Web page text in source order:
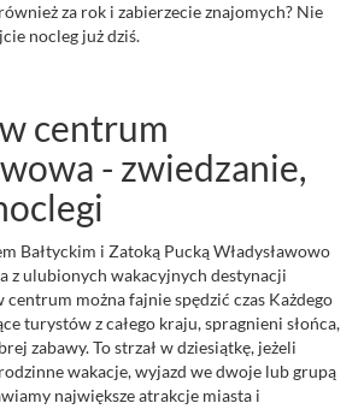
za rok i zabierzecie znajomych? Nie
nocleg już dziś.
centrum
- zwiedzanie,
Bałtyckim i Zatoką Pucką Władysławowo
z ulubionych wakacyjnych destynacji
można fajnie spędzić czas Każdego
turystów z całego kraju, spragnieni słońca,
zabawy. To strzał w dziesiątkę, jeżeli
wakacje, wyjazd we dwoje lub grupą
największe atrakcje miasta i